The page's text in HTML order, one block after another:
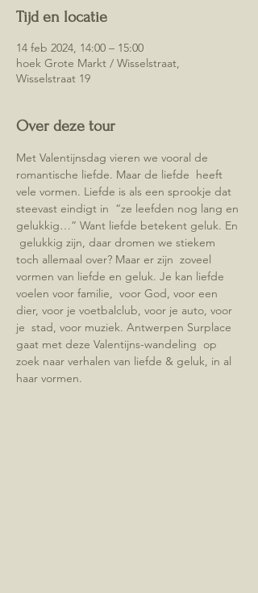
Tijd en locatie
14 feb 2024, 14:00 – 15:00
hoek Grote Markt / Wisselstraat,
Wisselstraat 19
Over deze tour
Met Valentijnsdag vieren we vooral de
romantische liefde. Maar de liefde  heeft
vele vormen. Liefde is als een sprookje dat
steevast eindigt in  “ze leefden nog lang en
gelukkig…” Want liefde betekent geluk. En
gelukkig zijn, daar dromen we stiekem
toch allemaal over? Maar er zijn  zoveel
vormen van liefde en geluk. Je kan liefde
voelen voor familie,  voor God, voor een
dier, voor je voetbalclub, voor je auto, voor
je  stad, voor muziek. Antwerpen Surplace
gaat met deze Valentijns-wandeling  op
zoek naar verhalen van liefde & geluk, in al
haar vormen.